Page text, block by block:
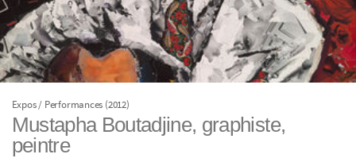
Expos / Performances (2012)
Mustapha Boutadjine, graphiste,
peintre